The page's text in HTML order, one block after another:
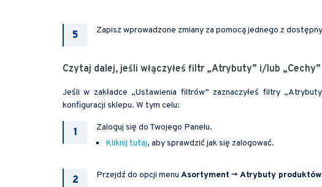
Zapisz wprowadzone zmiany za pomocą jednego z
Czytaj dalej, jeśli włączyłeś filtr „Atrybuty” i/lub
Jeśli w zakładce „Ustawienia filtrów” zaznaczyłeś filtry
konfiguracji sklepu. W tym celu:
Zaloguj się do Twojego Panelu.
Kliknij tutaj, aby sprawdzić jak się zalogować.
Przejdź do opcji menu Asortyment ->Atrybuty produktów